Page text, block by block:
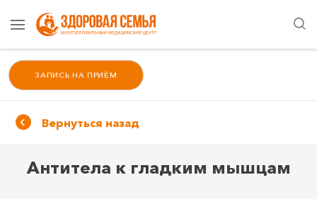
ЗАПИСЬ НА ПРИЁМ
Вернуться назад
Антитела к гладким мышцам